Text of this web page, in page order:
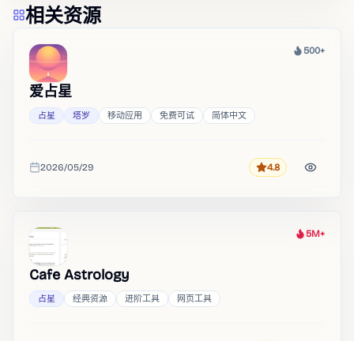
相关资源
热度
500+
爱占星
占星 塔罗 移动应用 免费可试 简体中文
收录时间
2026/05/29 评分4.8
热度
5M+
Cafe Astrology
占星 经典资源 进阶工具 网页工具